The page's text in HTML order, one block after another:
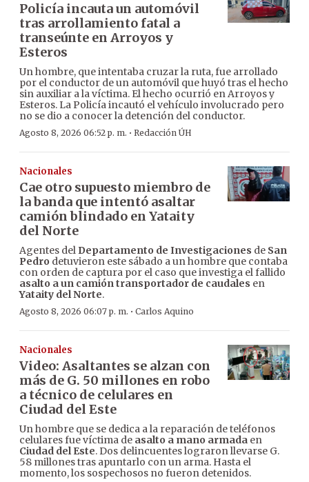
Policía incauta un automóvil
tras arrollamiento fatal a
transeúnte en Arroyos y
Esteros
Un hombre, que intentaba cruzar la ruta, fue arrollado
por el conductor de un automóvil que huyó tras el hecho
sin auxiliar a la víctima. El hecho ocurrió en Arroyos y
Esteros. La Policía incautó el vehículo involucrado pero
no se dio a conocer la detención del conductor.
Agosto 8, 2026 06:52 p. m. · Redacción ÚH
Nacionales
Cae otro supuesto miembro de
la banda que intentó asaltar
camión blindado en Yataity
del Norte
Agentes del Departamento de Investigaciones de San
Pedro detuvieron este sábado a un hombre que contaba
con orden de captura por el caso que investiga el fallido
asalto a un camión transportador de caudales en
Yataity del Norte.
Agosto 8, 2026 06:07 p. m. · Carlos Aquino
Nacionales
Video: Asaltantes se alzan con
más de G. 50 millones en robo
a técnico de celulares en
Ciudad del Este
Un hombre que se dedica a la reparación de teléfonos
celulares fue víctima de asalto a mano armada en
Ciudad del Este. Dos delincuentes lograron llevarse G.
58 millones tras apuntarlo con un arma. Hasta el
momento, los sospechosos no fueron detenidos.